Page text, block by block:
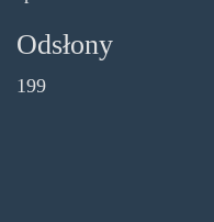
Odsłony
199